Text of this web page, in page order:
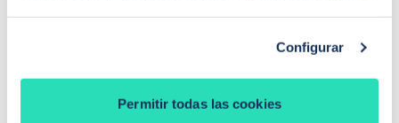
Configurar
Permitir todas las cookies
Te ayudo a conseguir las mejores condiciones para